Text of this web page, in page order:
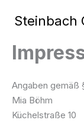
InhaltSteinbach
Angaben gemäß
Mia Böhm
Küchelstraße 10